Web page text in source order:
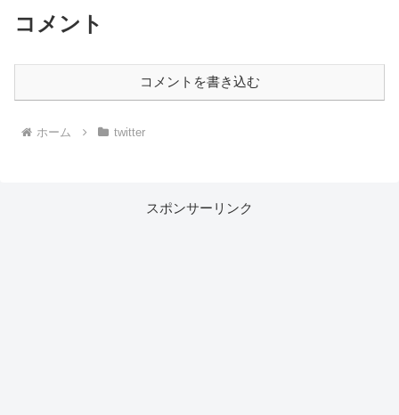
コメント
コメントを書き込む
ホーム twitter
スポンサーリンク